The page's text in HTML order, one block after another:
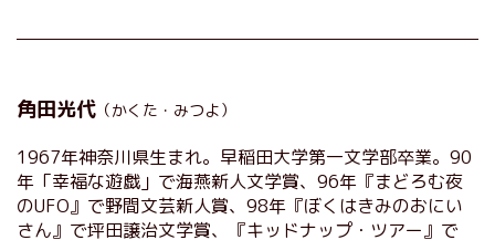
角田光代 （かくた・みつよ）
1967年神奈川県生まれ。早稲田大学第一文学部卒業。90
年「幸福な遊戯」で海燕新人文学賞、96年『まどろむ夜
のUFO』で野間文芸新人賞、98年『ぼくはきみのおにい
さん』で坪田譲治文学賞、『キッドナップ・ツアー』で